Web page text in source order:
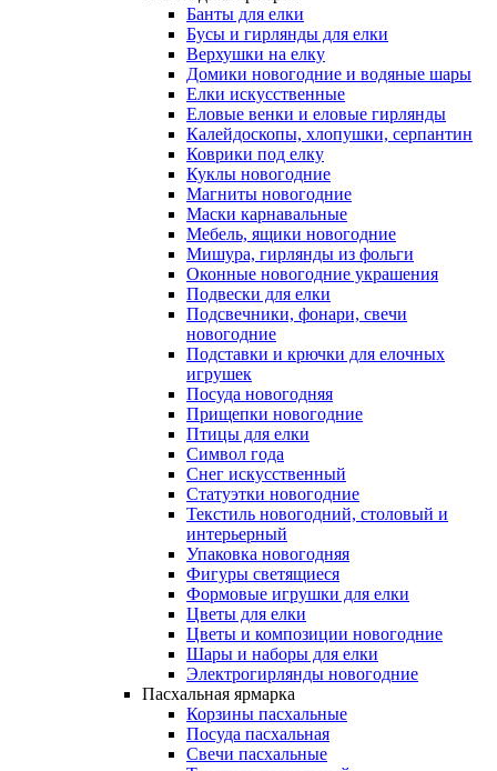
Банты для елки
Бусы и гирлянды для елки
Верхушки на елку
Домики новогодние и водяные шары
Елки искусственные
Еловые венки и еловые гирлянды
Калейдоскопы, хлопушки, серпантин
Коврики под елку
Куклы новогодние
Магниты новогодние
Маски карнавальные
Мебель, ящики новогодние
Мишура, гирлянды из фольги
Оконные новогодние украшения
Подвески для елки
Подсвечники, фонари, свечи
новогодние
Подставки и крючки для елочных
игрушек
Посуда новогодняя
Прищепки новогодние
Птицы для елки
Символ года
Снег искусственный
Статуэтки новогодние
Текстиль новогодний, столовый и
интерьерный
Упаковка новогодняя
Фигуры светящиеся
Формовые игрушки для елки
Цветы для елки
Цветы и композиции новогодние
Шары и наборы для елки
Электрогирлянды новогодние
Пасхальная ярмарка
Корзины пасхальные
Посуда пасхальная
Свечи пасхальные